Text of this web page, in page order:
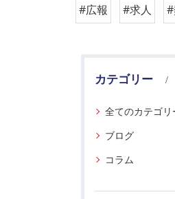
#広報 #求人
カテゴリー
全てのカテゴリ
ブログ
コラム